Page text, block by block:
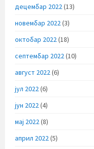
децембар 2022(13)
новембар 2022(3)
октобар 2022(18)
септембар 2022(10)
август 2022(6)
јул 2022(6)
јун 2022(4)
мај 2022(8)
април 2022(5)